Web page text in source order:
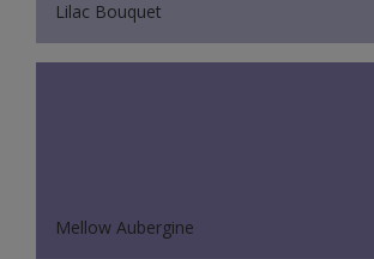
Lilac Bouquet
Mellow Aubergine